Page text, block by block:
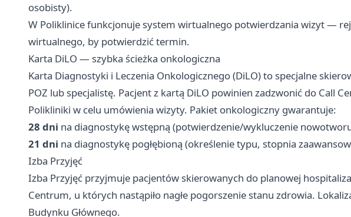
osobisty).
W Poliklinice funkcjonuje system wirtualnego potwierdzania wizyt —
wirtualnego, by potwierdzić termin.
Karta DiLO — szybka ścieżka onkologiczna
Karta Diagnostyki i Leczenia Onkologicznego (DiLO) to specjalne
POZ lub specjalistę. Pacjent z kartą DiLO powinien zadzwonić do Call
Polikliniki w celu umówienia wizyty. Pakiet onkologiczny gwarantuje:
28 dni na diagnostykę wstępną (potwierdzenie/wykluczenie
21 dni na diagnostykę pogłębioną (określenie typu, stopnia
Izba Przyjęć
Izba Przyjęć przyjmuje pacjentów skierowanych do planowej
Centrum, u których nastąpiło nagłe pogorszenie stanu zdrowia.
Budynku Głównego.